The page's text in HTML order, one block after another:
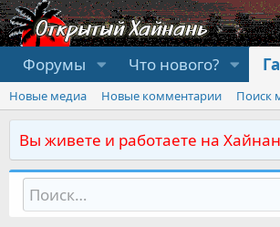
Форумы Что нового?
Новые медиа Новые комментарии Поиск
Вы живете и работаете на